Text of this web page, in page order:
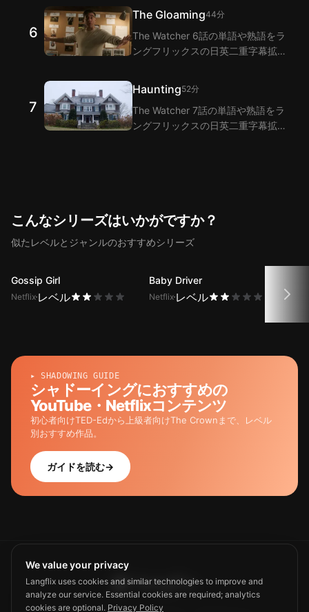
The Watcher 5話のセリフの翻訳を
提供します。
6
The Gloaming44分
The Watcher 6話の単語や熟語をラ
ングフリックスの日英二重字幕拡張
The Watcher 6話のセリフの翻訳を
提供します。
7
Haunting52分
The Watcher 7話の単語や熟語をラ
ングフリックスの日英二重字幕拡張
こんなシリーズはいかがですか？
似たレベルとジャンルのおすすめシリーズ
Gossip Girl
Netflix レベル
Baby Driver
Netflix レベル
▸ SHADOWING GUIDE
シャドーイングにおすすめの
YouTube・Netflixコンテンツ
初心者向けTED-Edから上級者向けThe Crownまで、レベル
別おすすめ作品。
ガイドを読む→
We value your privacy
Langflix uses cookies and similar technologies to improve and
analyze our service. Essential cookies are required; analytics
cookies are optional. Privacy Policy